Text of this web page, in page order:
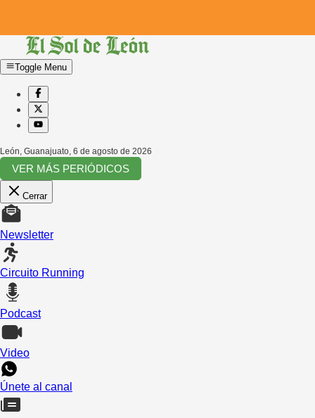
Toggle Menu
León, Guanajuato, 6 de agosto de 2026
VER MÁS PERIÓDICOS
Cerrar
Newsletter
Circuito Running
Podcast
Video
Únete al canal